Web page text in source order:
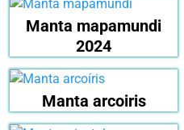
Manta mapamundi
2024
Manta arcoiris